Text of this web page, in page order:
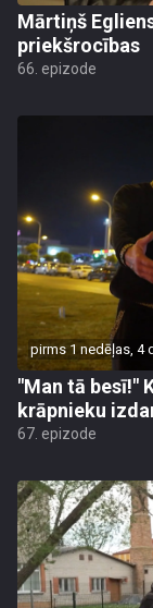
Mārtiņš
priekšrocības
66. epizode
pirms 1 nedēļas, 4
"Man tā besī!"
krāpnieku
67. epizode